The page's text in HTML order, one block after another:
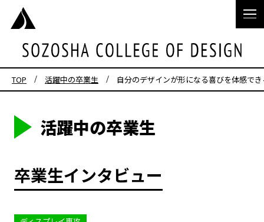
TOP 活躍中の卒業生 自分のデザインが形になる喜びを体感でき
活躍中の卒業生
卒業生インタビュー